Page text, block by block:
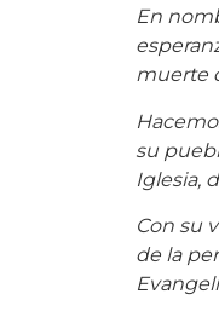
En
muerte
su
Iglesia,
Con su
de la